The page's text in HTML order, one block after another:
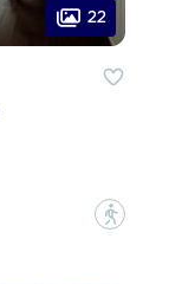
22
?